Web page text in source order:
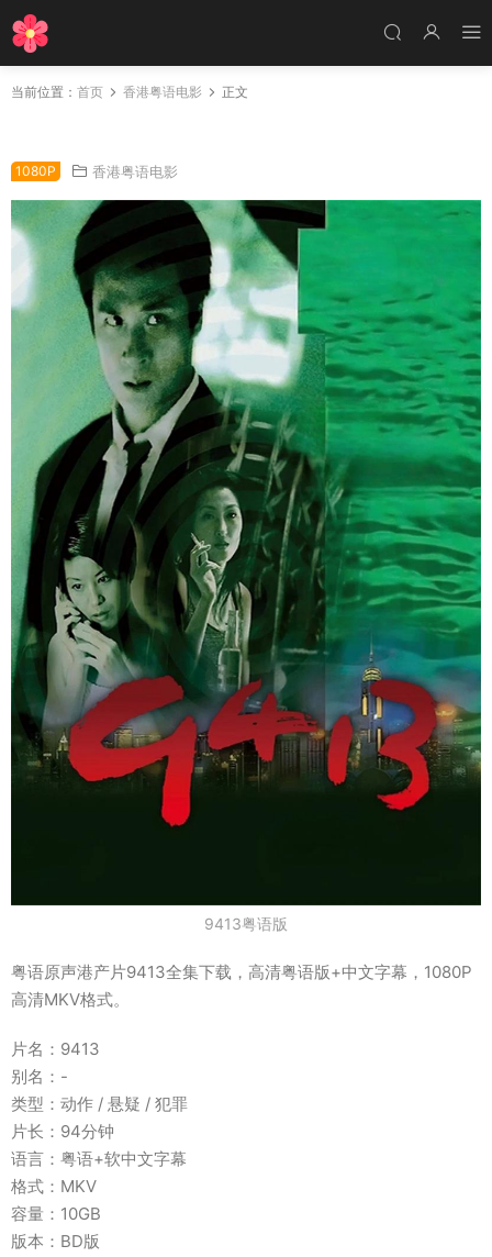
当前位置： 首页 香港粤语电影 正文
1080P 香港粤语电影
9413粤语版
粤语原声港产片9413全集下载，高清粤语版+中文字幕，1080P
高清MKV格式。
片名：9413
别名：-
类型：动作 / 悬疑 / 犯罪
片长：94分钟
语言：粤语+软中文字幕
格式：MKV
容量：10GB
版本：BD版